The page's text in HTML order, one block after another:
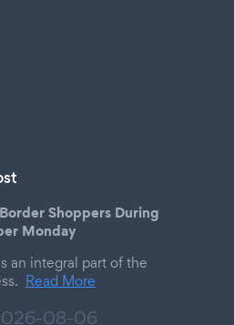
Shoppers During
Monday
an integral part of the
Read More
08-06